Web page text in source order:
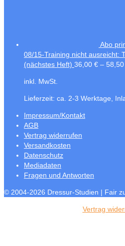
Abo
08/15-Training nicht ausreicht:
(nächstes Heft) 36,00 € – 58,50
inkl. MwSt.
Lieferzeit: ca. 2-3 Werktage,
Impressum/Kontakt
AGB
Vertrag widerrufen
Versandkosten
Datenschutz
Mediadaten
Fragen und Antworten
© 2004-2026 Dressur-Studien | Fair
Vertrag